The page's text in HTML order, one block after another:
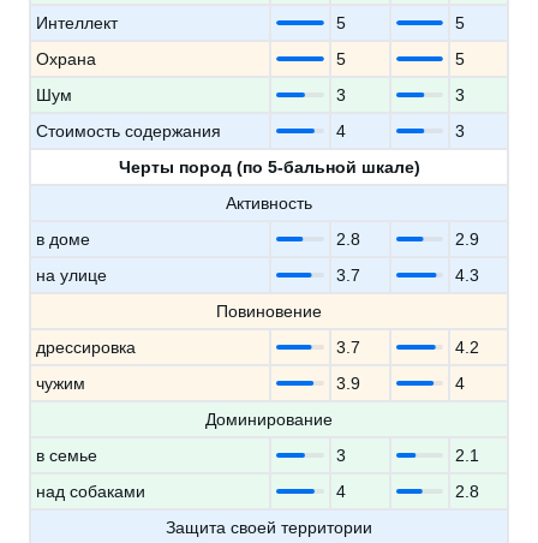
Интеллект
5
5
Охрана
5
5
Шум
3
3
Стоимость содержания
4
3
Черты пород (по 5-бальной шкале)
Активность
в доме
2.8
2.9
на улице
3.7
4.3
Повиновение
дрессировка
3.7
4.2
чужим
3.9
4
Доминирование
в семье
3
2.1
над собаками
4
2.8
Защита своей территории